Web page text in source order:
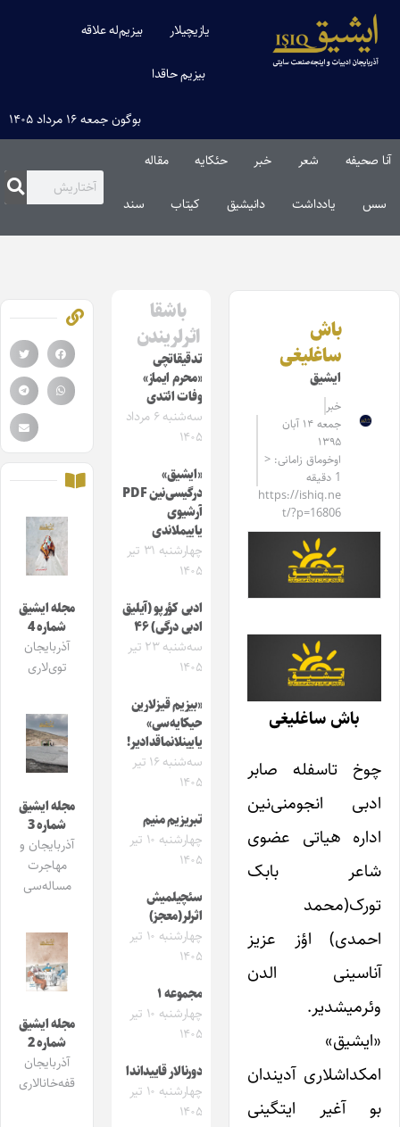
یازیچیلار بیزیم‌له علاقه
بیزیم حاقدا
بوگون جمعه ۱۶ مرداد ۱۴۰۵
آنا صحیفه شعر خبر حئکایه مقاله‌
سس یادداشت دانیشیق کیتاب سند
باش
ساغلیغی
ایشیق
خبر
جمعه ۱۴ آبان
۱۳۹۵
اوخوماق زامانی: <
1 دقیقه
https://ishiq.ne
t/?p=16806
باش ساغلیغی
چوخ تاسفله صابر
ادبی انجومنی‌نین
اداره هیاتی عضوی
شاعر بابک
تورک(محمد
احمدی) اؤز عزیز
آناسینی الدن
وئرمیشدیر.
«ایشیق»
امکداشلاری آدیندان
بو آغیر ایتگینی
باشقا
اثرلریندن
تدقیقاتچی
«محرم ایماز»
وفات ائتدی
سه‌شنبه ۶ مرداد
۱۴۰۵
«ایشیق»
درگیسی‌نین PDF
آرشیوی
یاییملاندی
چهارشنبه ۳۱ تیر
۱۴۰۵
ادبی کؤرپو (آیلیق
ادبی درگی) ۴۶
سه‌شنبه ۲۳ تیر
۱۴۰۵
«بیزیم قیزلارین
حیکایه‌سی»
یایینلانماقدادیر!
سه‌شنبه ۱۶ تیر
۱۴۰۵
تبریزیم منیم
چهارشنبه ۱۰ تیر
۱۴۰۵
سئچیلمیش
اثرلر(معجز)
چهارشنبه ۱۰ تیر
۱۴۰۵
مجموعه ۱
چهارشنبه ۱۰ تیر
۱۴۰۵
دورنالار قاییداندا
چهارشنبه ۱۰ تیر
۱۴۰۵
مجله ایشیق
شماره 4
آذربایجان
توی‌لاری
مجله ایشیق
شماره 3
آذربایجان و
مهاجرت
مساله‌سی
مجله ایشیق
شماره 2
آذربایجان
قفه‌خانالاری